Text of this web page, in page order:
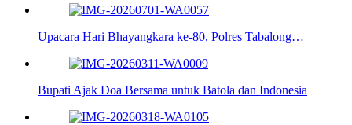
Upacara Hari Bhayangkara ke-80, Polres Tabalong…
Bupati Ajak Doa Bersama untuk Batola dan Indonesia